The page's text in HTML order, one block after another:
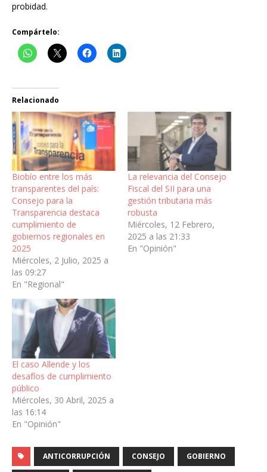
probidad.
Compártelo:
Relacionado
Biobío entre los más
transparentes del país:
Consejo para la
Transparencia destaca
cumplimiento de
gobiernos regionales en
2025
Miércoles, 2 Julio, 2025 a
las 09:27
En "Regional"
La relevancia del Consejo
Fiscal del SII para una
gestión tributaria más
robusta
Miércoles, 12 Febrero,
2025 a las 21:33
En "Opinión"
El caso Allende y los
desafíos de cumplimiento
público
Miércoles, 30 Abril, 2025 a
las 16:14
En "Opinión"
ANTICORRUPCIÓN CONSEJO GOBIERNO